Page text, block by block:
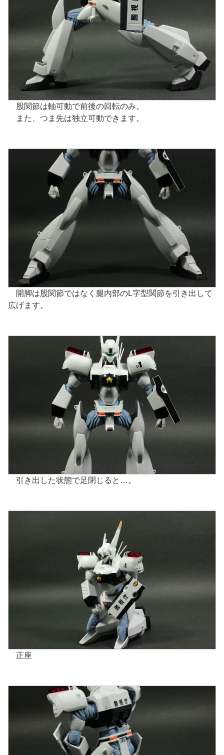
股関節は軸可動で前後の回転のみ。
また、つま先は独立可動できます。
開脚は股関節ではなく腿内部のL字型関節を引き出して
広げます。
引き出した状態で足閉じると…。
正座